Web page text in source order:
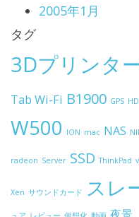
2005年1月
タグ
3Dプリンタ
Tab Wi-Fi B1900 GPS
W500 ION mac NAS
radeon Server SSD ThinkPad
Xen サウンドカード スレ